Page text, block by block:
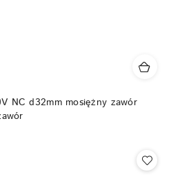
NC d32mm mosiężny zawór